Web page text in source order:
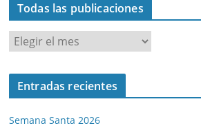
Todas las publicaciones
o
d
l
Entradas recientes
Semana Santa 2026